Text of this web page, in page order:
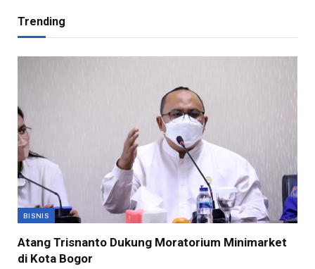
Trending
BISNIS
Atang Trisnanto Dukung Moratorium Minimarket
di Kota Bogor